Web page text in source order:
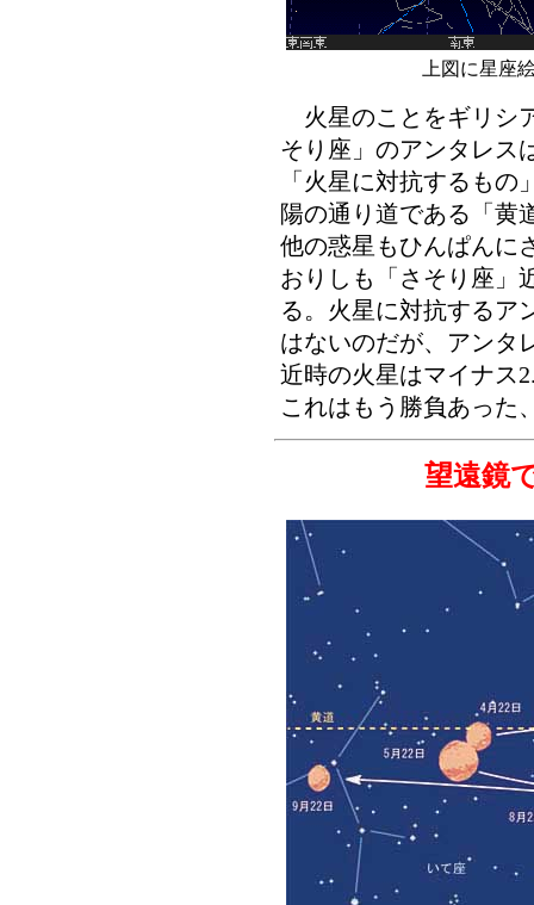
上図に星座
火星のことをギリシ
そり座」のアンタレス
「火星に対抗するも
陽の通り道である「黄
他の惑星もひんぱんに
おりしも「さそり座」
る。火星に対抗するア
はないのだが、アンタ
近時の火星はマイナス
これはもう勝負あった
望遠鏡